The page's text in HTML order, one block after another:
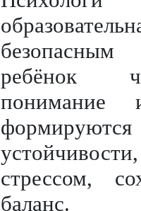
ребёнок
понимание
формируются
стрессом,
баланс.